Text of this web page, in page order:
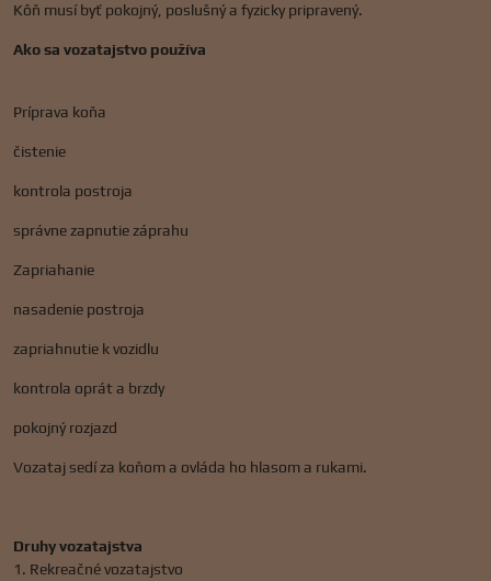
Kôň musí byť pokojný, poslušný a fyzicky pripravený.
Ako sa vozatajstvo používa
Príprava koňa
čistenie
kontrola postroja
správne zapnutie záprahu
Zapriahanie
nasadenie postroja
zapriahnutie k vozidlu
kontrola oprát a brzdy
pokojný rozjazd
Vozataj sedí za koňom a ovláda ho hlasom a rukami.
Druhy vozatajstva
1. Rekreačné vozatajstvo